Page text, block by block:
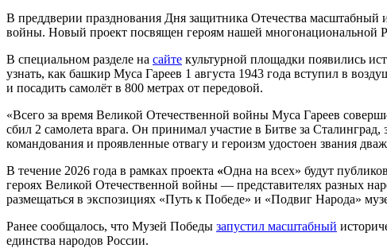
В преддверии празднования Дня защитника Отечества
войны. Новый проект посвящен героям нашей многонациональной
В специальном разделе на сайте культурной площадки появились
узнать, как башкир Муса Гареев 1 августа 1943 года вступил в
и посадить самолёт в 800 метрах от передовой.
«Всего за время Великой Отечественной войны Муса Гареев
сбил 2 самолета врага. Он принимал участие в Битве за
командования и проявленные отвагу и героизм удостоен звания
В течение 2026 года в рамках проекта «Одна на всех» будут
героях Великой Отечественной войны — представителях разных
размещаться в экспозициях «Путь к Победе» и «Подвиг Народа»
Ранее сообщалось, что Музей Победы запустил масштабный
единства народов России.